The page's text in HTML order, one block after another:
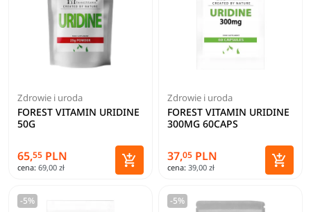
Zdrowie i uroda
FOREST VITAMIN URIDINE
50G
65,55 PLN
cena: 69,00 zł 
Dodaj do koszyka
Zdrowie i uroda
FOREST VITAMIN URIDINE
300MG 60CAPS
37,05 PLN
cena: 39,00 zł 
Dodaj
-5%
-5%